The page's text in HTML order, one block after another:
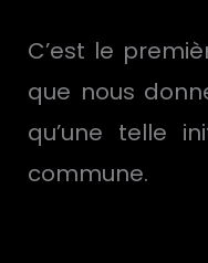
C’est le
que nous
qu’une telle
commune.